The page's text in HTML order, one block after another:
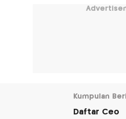
Kumpulan
Daftar Ceo